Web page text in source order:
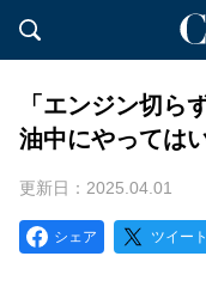
「エンジン切ら
油中にやっては
更新日：2025.04.01
シェア ツイート